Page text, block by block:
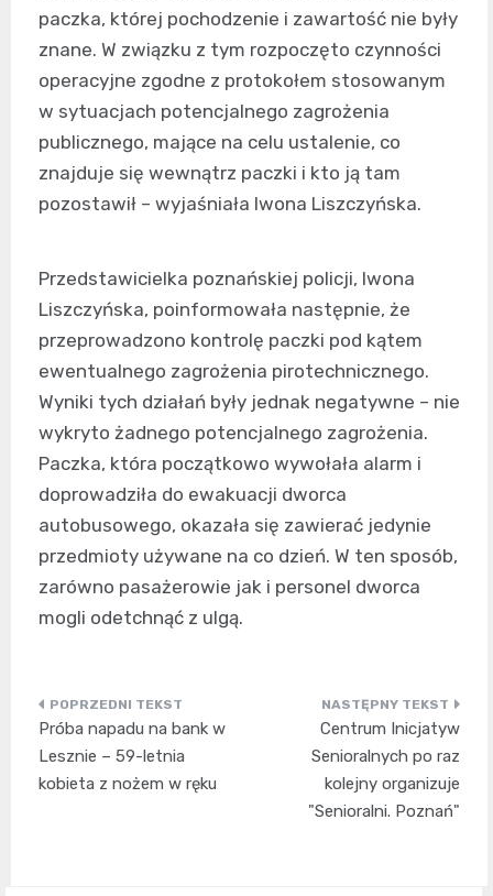
paczka, której pochodzenie i zawartość nie były
znane. W związku z tym rozpoczęto czynności
operacyjne zgodne z protokołem stosowanym
w sytuacjach potencjalnego zagrożenia
publicznego, mające na celu ustalenie, co
znajduje się wewnątrz paczki i kto ją tam
pozostawił – wyjaśniała Iwona Liszczyńska.
Przedstawicielka poznańskiej policji, Iwona
Liszczyńska, poinformowała następnie, że
przeprowadzono kontrolę paczki pod kątem
ewentualnego zagrożenia pirotechnicznego.
Wyniki tych działań były jednak negatywne – nie
wykryto żadnego potencjalnego zagrożenia.
Paczka, która początkowo wywołała alarm i
doprowadziła do ewakuacji dworca
autobusowego, okazała się zawierać jedynie
przedmioty używane na co dzień. W ten sposób,
zarówno pasażerowie jak i personel dworca
mogli odetchnąć z ulgą.
Nawigacja
wpisu
Próba napadu na bank w
Lesznie – 59-letnia
kobieta z nożem w ręku
Centrum Inicjatyw
Senioralnych po raz
kolejny organizuje
"Senioralni. Poznań"